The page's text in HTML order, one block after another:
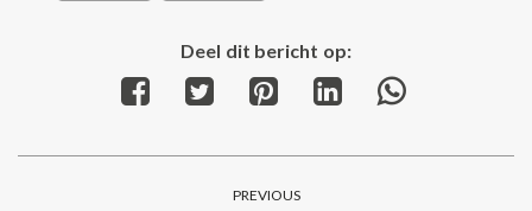
Deel dit bericht op:
Share
Facebook
Share
Twitter
Share
Pinterest
Share
LinkedInWhatsApp
PREVIOUS